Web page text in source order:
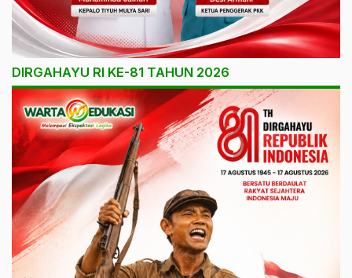
DIRGAHAYU RI KE-81 TAHUN 2026